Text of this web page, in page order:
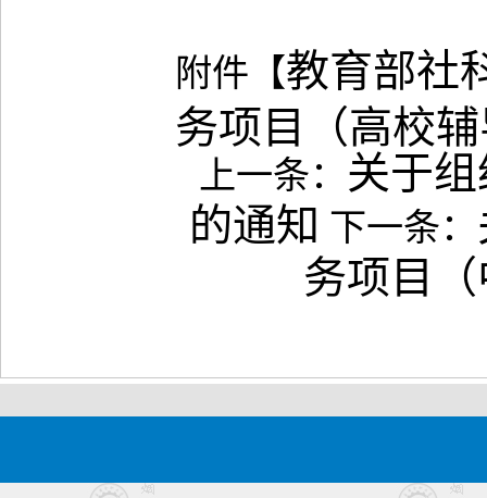
附件【教育部社
务项目（高校
上一条： 关于
的通知 下一条：
务项目